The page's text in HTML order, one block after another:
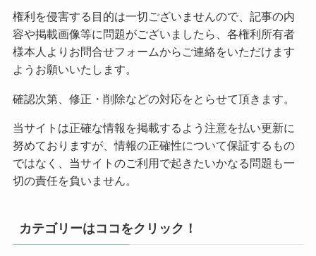
権利を侵害する目的は一切ございませんので、記事の内
容や掲載画像等に問題がございましたら、各権利所有者
様本人よりお問合せフォームからご連絡をいただけます
ようお願いいたします。
確認次第、修正・削除などの対応をとらせて頂きます。
当サイトは正確な情報を掲載するよう注意を払い更新に
努めておりますが、情報の正確性について保証するもの
ではなく、当サイトのご利用で起きたいかなる問題も一
切の責任を負いません。
カテゴリーはココをクリック！